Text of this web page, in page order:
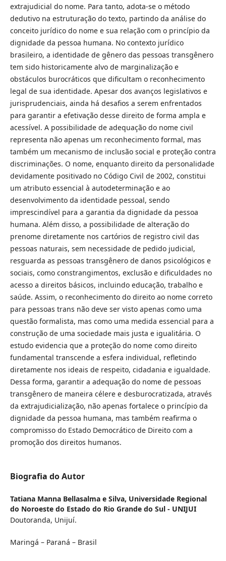
extrajudicial do nome. Para tanto, adota-se o método
dedutivo na estruturação do texto, partindo da análise do
conceito jurídico do nome e sua relação com o princípio da
dignidade da pessoa humana. No contexto jurídico
brasileiro, a identidade de gênero das pessoas transgênero
tem sido historicamente alvo de marginalização e
obstáculos burocráticos que dificultam o reconhecimento
legal de sua identidade. Apesar dos avanços legislativos e
jurisprudenciais, ainda há desafios a serem enfrentados
para garantir a efetivação desse direito de forma ampla e
acessível. A possibilidade de adequação do nome civil
representa não apenas um reconhecimento formal, mas
também um mecanismo de inclusão social e proteção contra
discriminações. O nome, enquanto direito da personalidade
devidamente positivado no Código Civil de 2002, constitui
um atributo essencial à autodeterminação e ao
desenvolvimento da identidade pessoal, sendo
imprescindível para a garantia da dignidade da pessoa
humana. Além disso, a possibilidade de alteração do
prenome diretamente nos cartórios de registro civil das
pessoas naturais, sem necessidade de pedido judicial,
resguarda as pessoas transgênero de danos psicológicos e
sociais, como constrangimentos, exclusão e dificuldades no
acesso a direitos básicos, incluindo educação, trabalho e
saúde. Assim, o reconhecimento do direito ao nome correto
para pessoas trans não deve ser visto apenas como uma
questão formalista, mas como uma medida essencial para a
construção de uma sociedade mais justa e igualitária. O
estudo evidencia que a proteção do nome como direito
fundamental transcende a esfera individual, refletindo
diretamente nos ideais de respeito, cidadania e igualdade.
Dessa forma, garantir a adequação do nome de pessoas
transgênero de maneira célere e desburocratizada, através
da extrajudicialização, não apenas fortalece o princípio da
dignidade da pessoa humana, mas também reafirma o
compromisso do Estado Democrático de Direito com a
promoção dos direitos humanos.
Biografia do Autor
Tatiana Manna Bellasalma e Silva, Universidade Regional
do Noroeste do Estado do Rio Grande do Sul - UNIJUI
Doutoranda, Unijuí.
Maringá – Paraná – Brasil